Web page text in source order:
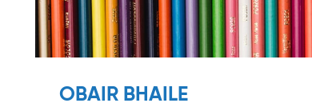
OBAIR BHAILE